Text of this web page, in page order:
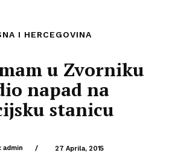
I HERCEGOVINA
u Zvorniku
napad na
stanicu
admin / 27 Aprila, 2015